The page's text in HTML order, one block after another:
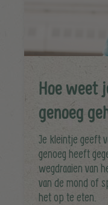
Hoe weet
genoeg
Je kleintje geeft
genoeg heeft
wegdraaien van
van de mond of
het op te eten.